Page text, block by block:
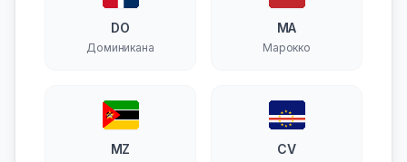
DO
Доминикана
MA
Марокко
MZ CV